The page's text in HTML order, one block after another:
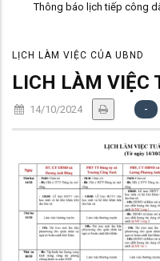
Thông báo lịch tiếp công dân
LỊCH LÀM VIỆC CỦA UBND
LICH LÀM VIỆC
14/10/2024 -